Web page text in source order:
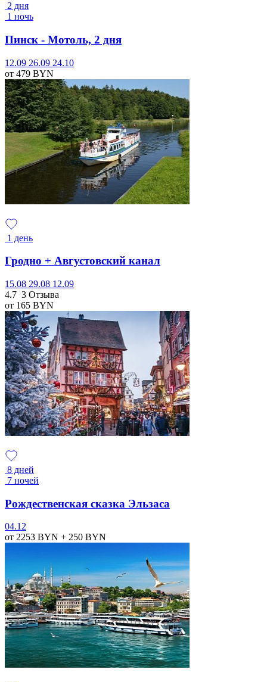
2 дня
1 ночь
Пинск - Мотоль, 2 дня
12.09 26.09 24.10
от 479 BYN
1 день
Гродно + Августовский канал
15.08 29.08 12.09
4.7 3 Отзыва
от 165 BYN
8 дней
7 ночей
Рождественская сказка Эльзаса
04.12
от 2253 BYN + 250 BYN